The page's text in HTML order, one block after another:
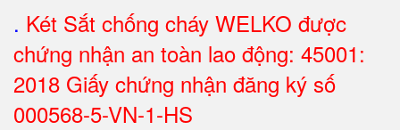
. Két Sắt chống cháy WELKO được
chứng nhận an toàn lao động: 45001:
2018 Giấy chứng nhận đăng ký số
000568-5-VN-1-HS